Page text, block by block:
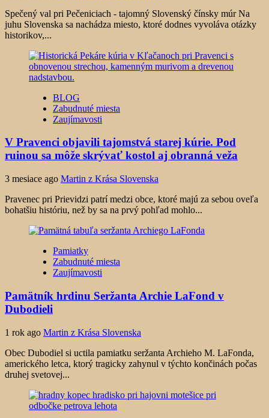
Spečený val pri Pečeniciach - tajomný Slovenský čínsky múr Na
juhu Slovenska sa nachádza miesto, ktoré dodnes vyvoláva otázky
historikov,...
BLOG
Zabudnuté miesta
Zaujímavosti
V Pravenci objavili tajomstvá starej kúrie. Pod
ruinou sa môže skrývať kostol aj obranná veža
3 mesiace ago Martin z Krása Slovenska
Pravenec pri Prievidzi patrí medzi obce, ktoré majú za sebou oveľa
bohatšiu históriu, než by sa na prvý pohľad mohlo...
Pamiatky
Zabudnuté miesta
Zaujímavosti
Pamätník hrdinu Seržanta Archie LaFond v
Dubodieli
1 rok ago Martin z Krása Slovenska
Obec Dubodiel si uctila pamiatku seržanta Archieho M. LaFonda,
amerického letca, ktorý tragicky zahynul v týchto končinách počas
druhej svetovej...